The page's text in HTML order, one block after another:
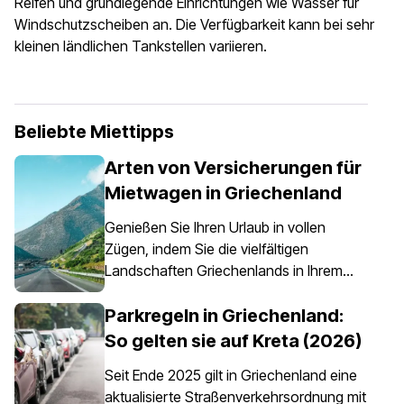
Windschutzscheiben an. Die Verfügbarkeit kann bei sehr
kleinen ländlichen Tankstellen variieren.
Beliebte Miettipps
Arten von Versicherungen für
Mietwagen in Griechenland
Genießen Sie Ihren Urlaub in vollen
Zügen, indem Sie die vielfältigen
Landschaften Griechenlands in Ihrem
dank eines Mietwagens ganz einfach
möglich ist. Es ist jedoch wichtig zu
Griechenland nicht nur eine Option ist,
Parkregeln in Griechenland:
So gelten sie auf Kreta (2026)
Seit Ende 2025 gilt in Griechenland eine
aktualisierte Straßenverkehrsordnung mit